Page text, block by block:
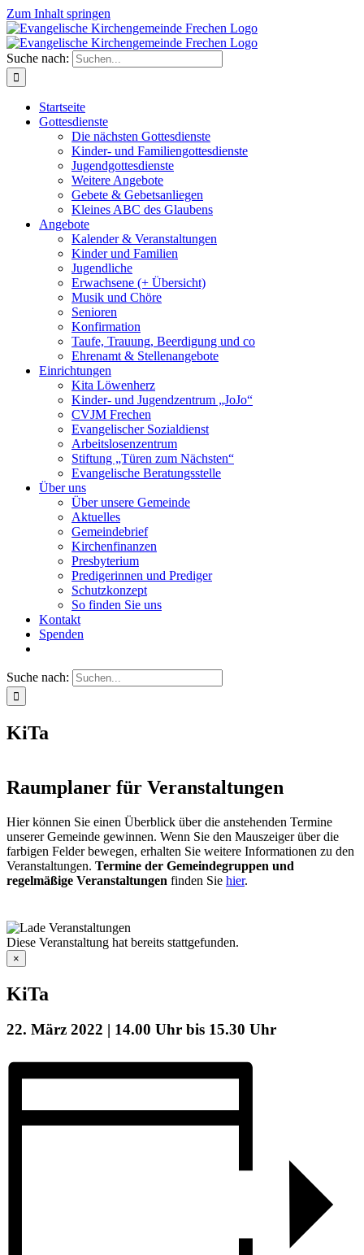
Zum Inhalt springen
Suche nach:
Startseite
Gottesdienste
Die nächsten Gottesdienste
Kinder- und Familiengottesdienste
Jugendgottesdienste
Weitere Angebote
Gebete & Gebetsanliegen
Kleines ABC des Glaubens
Angebote
Kalender & Veranstaltungen
Kinder und Familien
Jugendliche
Erwachsene (+ Übersicht)
Musik und Chöre
Senioren
Konfirmation
Taufe, Trauung, Beerdigung und co
Ehrenamt & Stellenangebote
Einrichtungen
Kita Löwenherz
Kinder- und Jugendzentrum „JoJo“
CVJM Frechen
Evangelischer Sozialdienst
Arbeitslosenzentrum
Stiftung „Türen zum Nächsten“
Evangelische Beratungsstelle
Über uns
Über unsere Gemeinde
Aktuelles
Gemeindebrief
Kirchenfinanzen
Presbyterium
Predigerinnen und Prediger
Schutzkonzept
So finden Sie uns
Kontakt
Spenden
Suche nach:
KiTa
Raumplaner für Veranstaltungen
Hier können Sie einen Überblick über die anstehenden Termine
unserer Gemeinde gewinnen. Wenn Sie den Mauszeiger über die
farbigen Felder bewegen, erhalten Sie weitere Informationen zu den
Veranstaltungen. Termine der Gemeindegruppen und
regelmäßige Veranstaltungen finden Sie hier.
Diese Veranstaltung hat bereits stattgefunden.
×
KiTa
22. März 2022 | 14.00 Uhr bis 15.30 Uhr